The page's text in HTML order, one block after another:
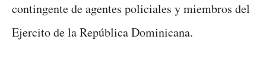
contingente de agentes policiales y miembros del
Ejercito de la República Dominicana.